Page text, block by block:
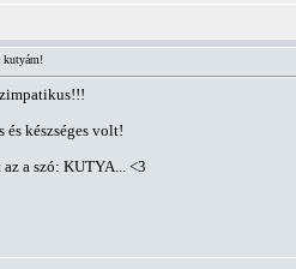
kutyám!
és készséges volt!
a szó: KUTYA... <3